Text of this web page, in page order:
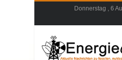
Donnerstag , 6